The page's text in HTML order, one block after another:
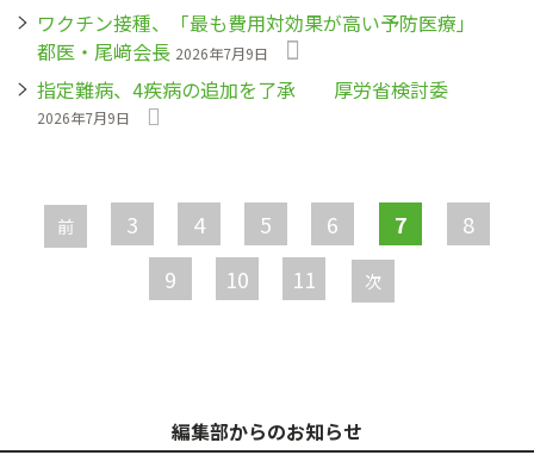
ワクチン接種、「最も費用対効果が高い予防医療」
都医・尾﨑会長 2026年7月9日
指定難病、4疾病の追加を了承 厚労省検討委
2026年7月9日
ー
ジ
前 3 4 5 6 7
8
9
10 11 次
編集部からのお知らせ